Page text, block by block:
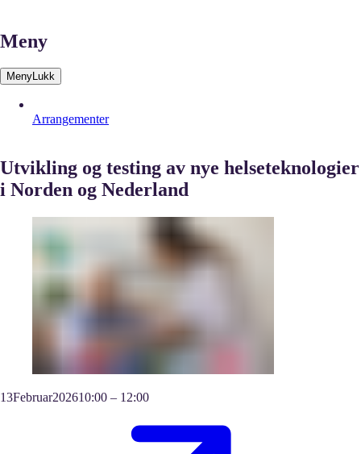
Meny
MenyLukk
Arrangementer
Utvikling og testing av nye helseteknologier
i Norden og Nederland
13Februar202610:00 – 12:00